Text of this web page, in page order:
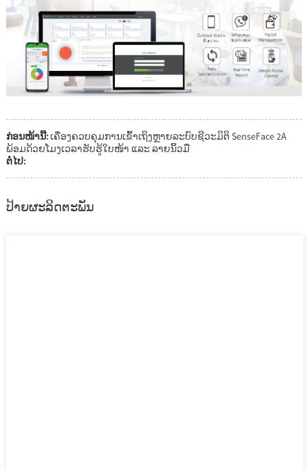
ກ່ອນໜ້ານີ້:ເຄື່ອງຄວບຄຸມການເຂົ້າເຖິງຫຼາຍລະບົບຊີວະມິຕິ SenseFace 2A
ພ້ອມດ້ວຍໂມງເວລາຮັບຮູ້ໃບໜ້າ ແລະ ລາຍນິ້ວມື
ຕໍ່ໄປ:
ປ້າຍຜະລິດຕະພັນ